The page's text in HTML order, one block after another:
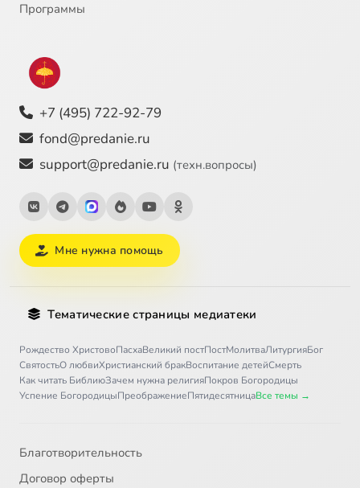
Программы
+7 (495) 722-92-79
fond@predanie.ru
support@predanie.ru (техн.вопросы)
Мне нужна помощь
Тематические страницы медиатеки
Рождество ХристовоПасхаВеликий постПостМолитваЛитургияБог
СвятостьО любвиХристианский бракВоспитание детейСмерть
Как читать БиблиюЗачем нужна религияПокров Богородицы
Успение БогородицыПреображениеПятидесятницаВсе темы →
Благотворительность
Договор оферты